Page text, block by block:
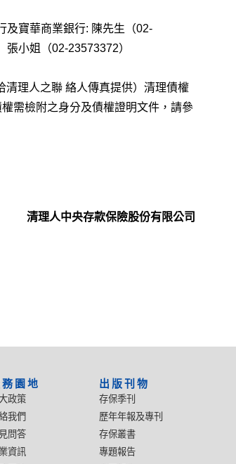
及寶華商業銀行: 陳先生（02-
小姐（02-23573372）
清理人之聯 絡人傳真提供）清理債權
需檢附之身分及債權證明文件，請參
清理人中央存款保險股份有限公司
務園地
政策
我們
問答
資訊
出版刊物
存保季刊
歷年年報及專刊
存保叢書
專題報告